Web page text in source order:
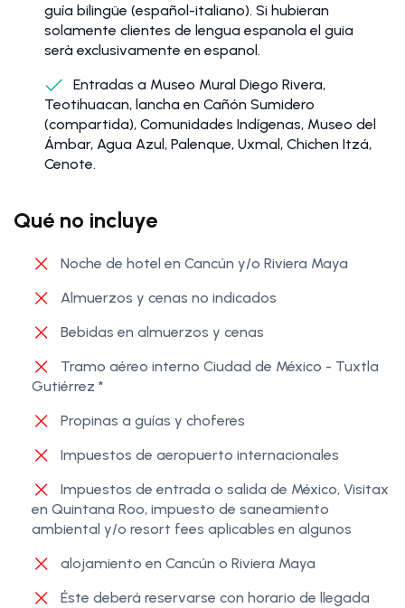
guía bilingüe (español-italiano). Si hubieran
solamente clientes de lengua espanola el guia
serà exclusivamente en espanol.
Entradas a Museo Mural Diego Rivera,
Teotihuacan, lancha en Cañón Sumidero
(compartida), Comunidades Indígenas, Museo del
Ámbar, Agua Azul, Palenque, Uxmal, Chichen Itzá,
Cenote.
Qué no incluye
Noche de hotel en Cancún y/o Riviera Maya
Almuerzos y cenas no indicados
Bebidas en almuerzos y cenas
Tramo aéreo interno Ciudad de México - Tuxtla
Gutiérrez *
Propinas a guías y choferes
Impuestos de aeropuerto internacionales
Impuestos de entrada o salida de México, Visitax
en Quintana Roo, impuesto de saneamiento
ambiental y/o resort fees aplicables en algunos
alojamiento en Cancún o Riviera Maya
Éste deberá reservarse con horario de llegada